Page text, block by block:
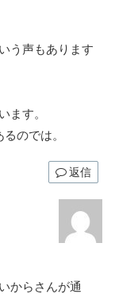
う声もあります
ます。
のでは。
返信
からさんが通